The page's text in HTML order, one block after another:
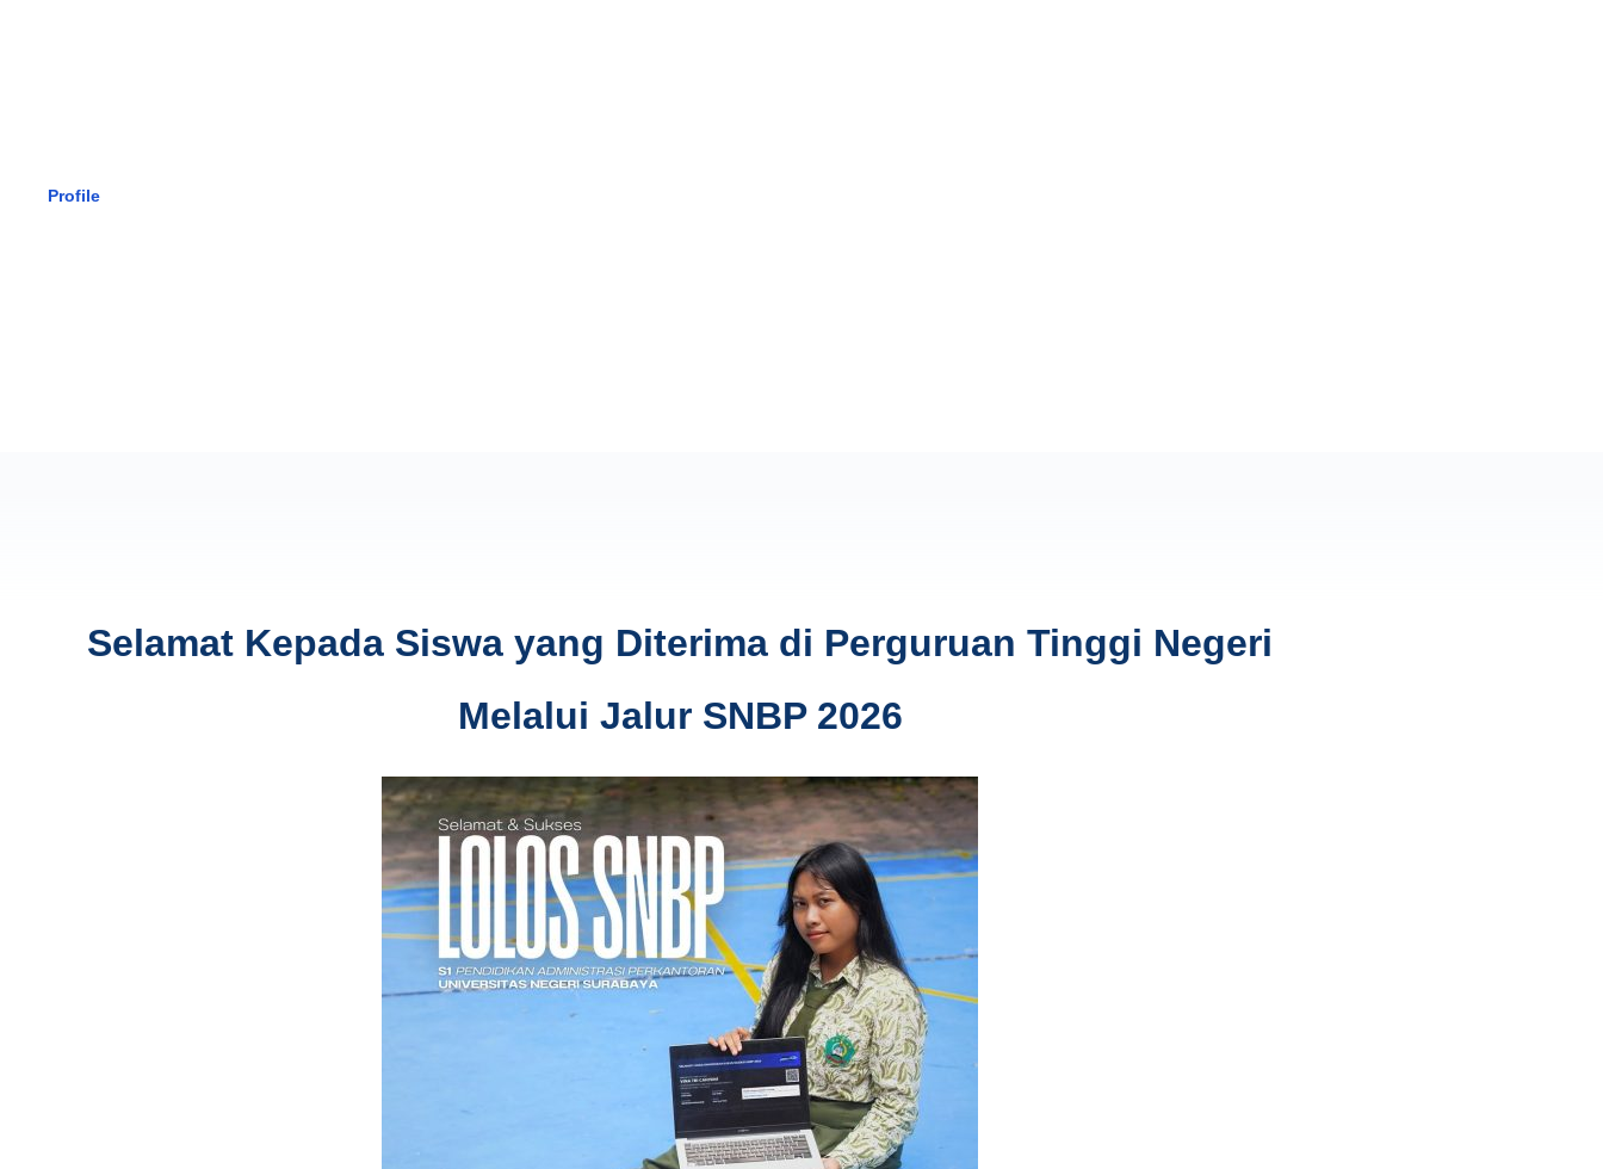
Profile
Selamat Kepada Siswa yang Diterima di Perguruan Tinggi Negeri
Melalui Jalur SNBP 2026